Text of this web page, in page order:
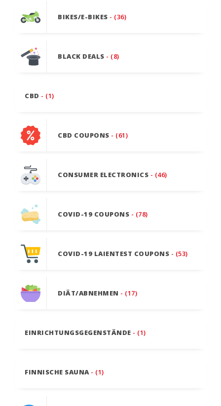
BIKES/E-BIKES - (36)
BLACK DEALS - (8)
CBD - (1)
CBD COUPONS - (61)
CONSUMER ELECTRONICS - (46)
COVID-19 COUPONS - (78)
COVID-19 LAIENTEST COUPONS - (53)
DIÄT/ABNEHMEN - (17)
EINRICHTUNGSGEGENSTÄNDE - (1)
FINNISCHE SAUNA - (1)